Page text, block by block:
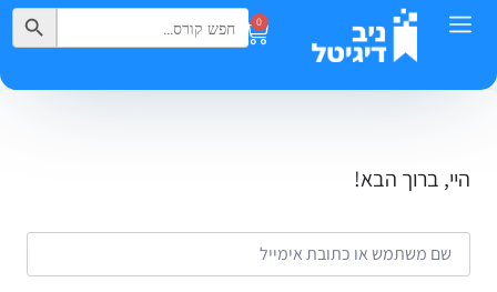
0
Search
for:
Search Button
היי, ברוך הבא!